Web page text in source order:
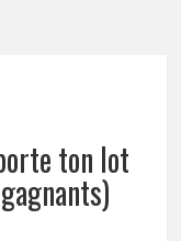
ton lot